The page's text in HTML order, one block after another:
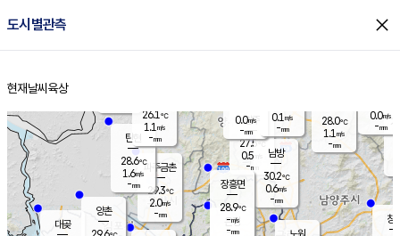
도시별관측 close
홈
현재날씨 육상
양주
27.5℃
0.5
-mm
파주금촌
29.3℃
2.0m/s
-mm
28.0℃
1.1 m/s
-mm
대곶
창
탄현
28.6℃
1.6m/s
-mm
0.0m/s
-mm
양촌
은평
남방
30.2℃
0.6m/s
-mm
장흥면
28.9℃
-m/s
-mm
0.0m/s
-mm
26.1℃
1.1 m/s
-mm
0.1 m/s
-mm